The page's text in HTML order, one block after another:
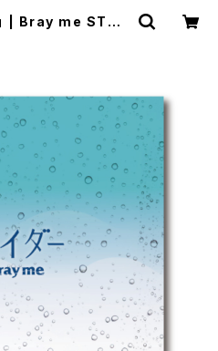
| Bray me STOR